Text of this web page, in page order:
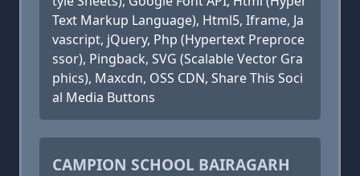
Text Markup Language), Html5, Iframe, Ja
vascript, jQuery, Php (Hypertext Preproce
ssor), Pingback, SVG (Scalable Vector Gra
phics), Maxcdn, OSS CDN, Share This Soci
al Media Buttons
CAMPION SCHOOL BAIRAGARH